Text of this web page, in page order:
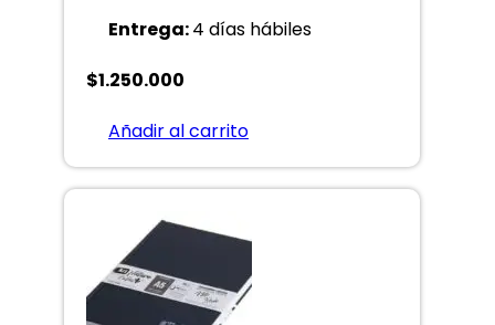
Entrega:4 días hábiles
$1.250.000
Añadir al carrito